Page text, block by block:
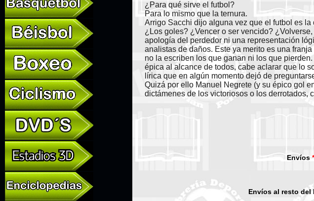
¿Para qué sirve el futbol?
Para lo mismo que la ternura.
Arrigo Sacchi dijo alguna vez que el futbol es
¿Los goles? ¿Vencer o ser vencido?
apología del perdedor ni una representación
analistas de daños. Este ya merito es una
no la escriben los que ganan ni los que
épica al alcance de todos, cabe aclarar que lo
lírica que en algún momento dejó de
Quizá por ello Manuel Negrete (y su épico gol
dictámenes de los victoriosos o los derrotados,
Envíos
Envíos al resto